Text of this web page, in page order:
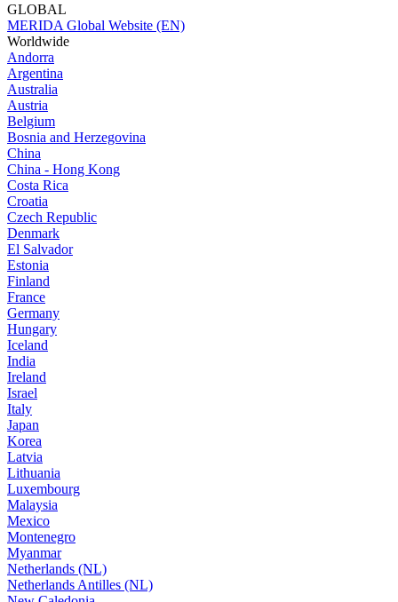
GLOBAL
MERIDA Global Website (EN)
Worldwide
Andorra
Argentina
Australia
Austria
Belgium
Bosnia and Herzegovina
China
China - Hong Kong
Costa Rica
Croatia
Czech Republic
Denmark
El Salvador
Estonia
Finland
France
Germany
Hungary
Iceland
India
Ireland
Israel
Italy
Japan
Korea
Latvia
Lithuania
Luxembourg
Malaysia
Mexico
Montenegro
Myanmar
Netherlands (NL)
Netherlands Antilles (NL)